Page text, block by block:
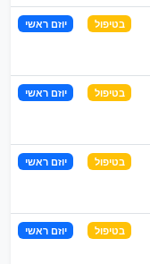
בטיפול יוזם ראשי
בטיפול יוזם ראשי
בטיפול יוזם ראשי
בטיפול יוזם ראשי